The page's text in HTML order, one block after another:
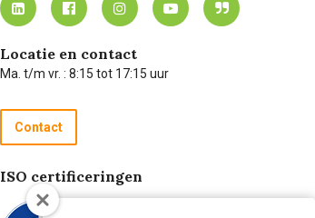
Locatie en contact
Ma. t/m vr. : 8:15 tot 17:15 uur
Contact
ISO certificeringen